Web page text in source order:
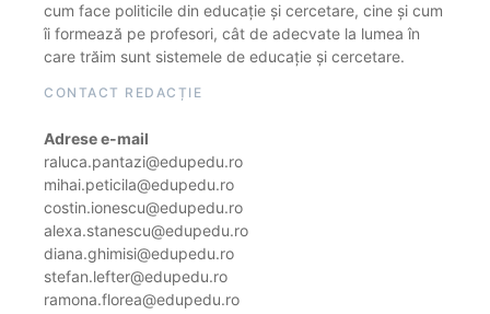
cum face politicile din educație și cercetare, cine și cum
îi formează pe profesori, cât de adecvate la lumea în
care trăim sunt sistemele de educație și cercetare.
CONTACT REDACȚIE
Adrese e-mail
raluca.pantazi@edupedu.ro
mihai.peticila@edupedu.ro
costin.ionescu@edupedu.ro
alexa.stanescu@edupedu.ro
diana.ghimisi@edupedu.ro
stefan.lefter@edupedu.ro
ramona.florea@edupedu.ro